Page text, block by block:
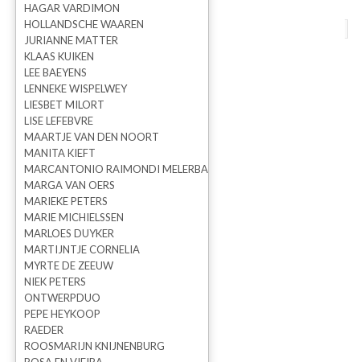
HAGAR VARDIMON
HOLLANDSCHE WAAREN
JURIANNE MATTER
KLAAS KUIKEN
LEE BAEYENS
LENNEKE WISPELWEY
LIESBET MILORT
LISE LEFEBVRE
MAARTJE VAN DEN NOORT
MANITA KIEFT
MARCANTONIO RAIMONDI MELERBA
MARGA VAN OERS
MARIEKE PETERS
MARIE MICHIELSSEN
MARLOES DUYKER
MARTIJNTJE CORNELIA
MYRTE DE ZEEUW
NIEK PETERS
ONTWERPDUO
PEPE HEYKOOP
RAEDER
ROOSMARIJN KNIJNENBURG
terug naar overzicht
Kunstwerkje I See Them
Bloom
Hagar Vardimon